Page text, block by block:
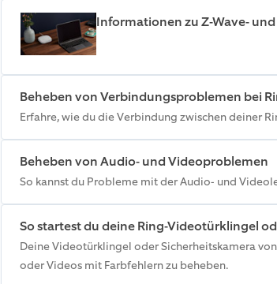
Informationen zu Z-Wave-
Beheben von Verbindungsproblemen bei
Erfahre, wie du die Verbindung zwischen deiner
Beheben von Audio- und Videoproblemen
So kannst du Probleme mit der Audio- und
So startest du deine Ring-Videotürklingel
Deine Videotürklingel oder Sicherheitskamera
oder Videos mit Farbfehlern zu beheben.